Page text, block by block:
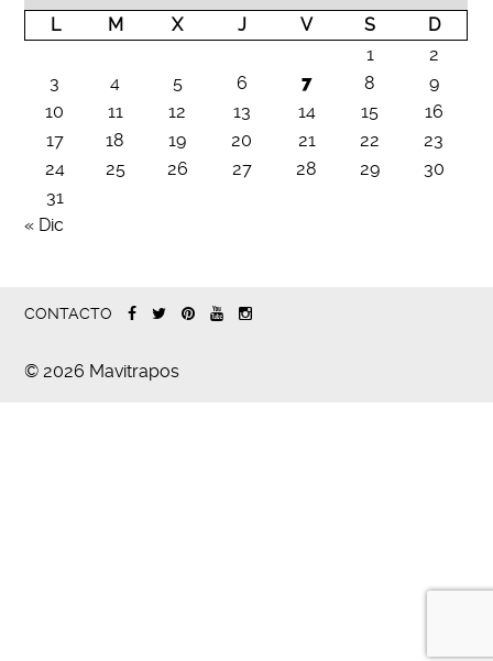
L
M X J V S
D
1
2
3
4 5 6 7 8
9
10
11 12 13 14 15
16
17
18 19 20 21 22
23
24
25 26 27 28 29
30
31
« Dic
CONTACTO
© 2026 Mavitrapos